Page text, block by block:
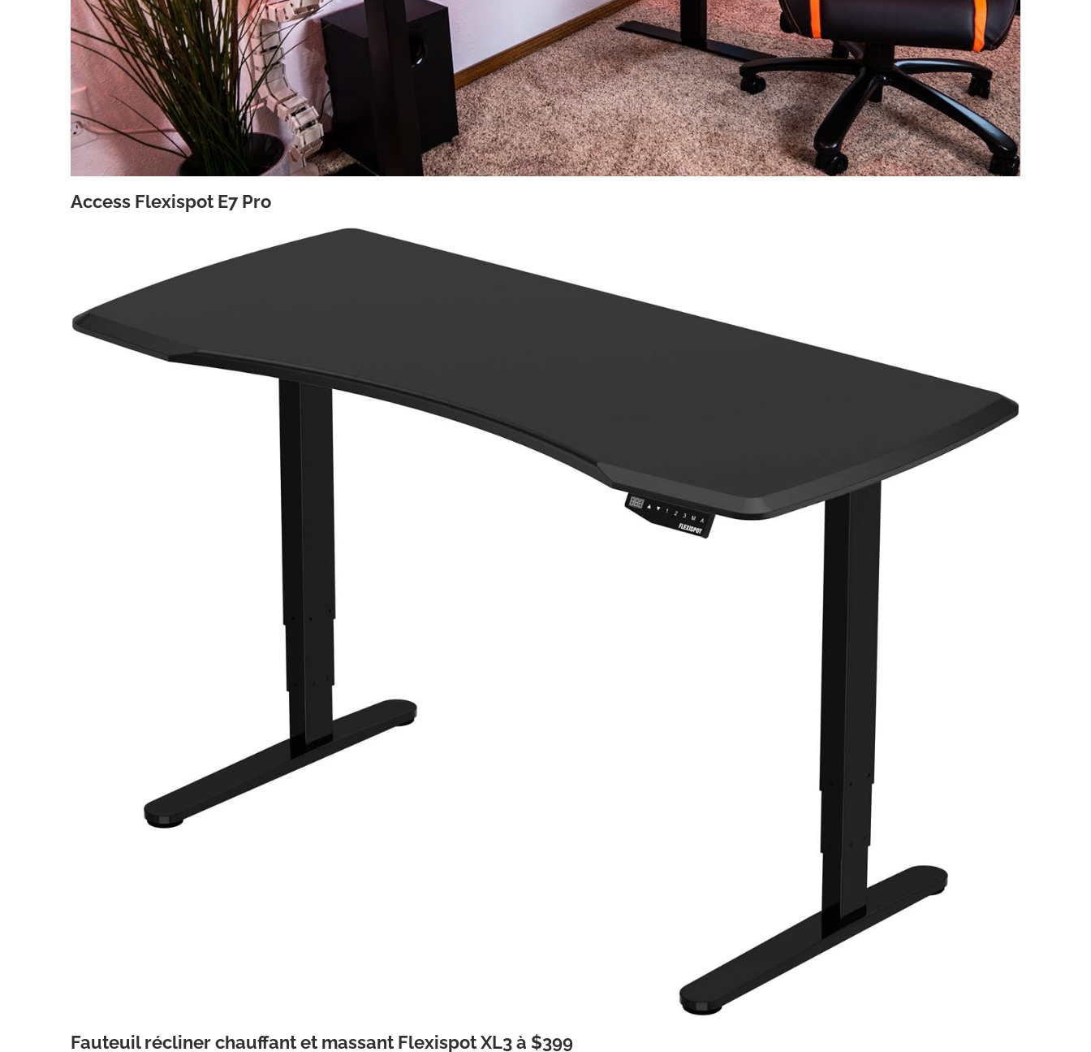
Access Flexispot E7 Pro
Fauteuil récliner chauffant et massant Flexispot XL3 à $399